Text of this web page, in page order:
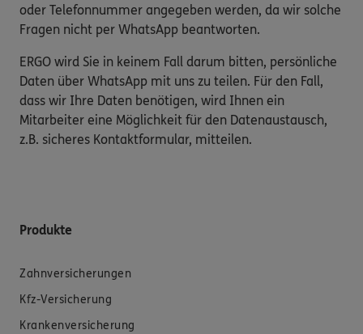
oder Telefonnummer angegeben werden, da wir solche
Fragen nicht per WhatsApp beantworten.
ERGO wird Sie in keinem Fall darum bitten, persönliche
Daten über WhatsApp mit uns zu teilen. Für den Fall,
dass wir Ihre Daten benötigen, wird Ihnen ein
Mitarbeiter eine Möglichkeit für den Datenaustausch,
z.B. sicheres Kontaktformular, mitteilen.
Produkte
Zahnversicherungen
Kfz-Versicherung
Krankenversicherung